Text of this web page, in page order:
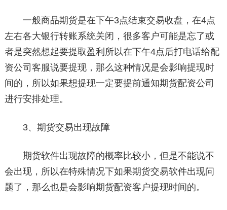
一般商品期货是在下午3点结束交易收盘，在4点
左右各大银行转账系统关闭，很多客户可能是忘了或
者是突然想起要提取盈利所以在下午4点后打电话给配
资公司客服说要提现，那么这种情况是会影响提现时
间的，所以如果想提现一定要提前通知期货配资公司
进行安排处理。
3、期货交易出现故障
期货软件出现故障的概率比较小，但是不能说不
会出现，所以在特殊情况下如果期货交易软件出现问
题了，那么也是会影响期货配资客户提现时间的。